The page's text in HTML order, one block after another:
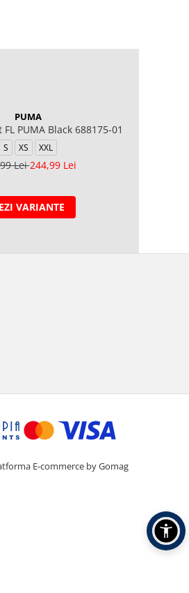
PUMA
FL PUMA Black 688175-01
S XS XXL
Lei244,99 Lei
VARIANTE
E-commerce by Gomag